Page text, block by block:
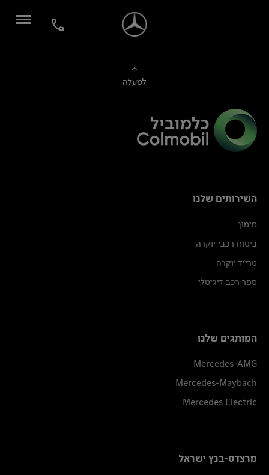
למעלה
השירותים שלנו
מימון
ביטוח רכבי יוקרה
טרייד יוקרה
ספר רכב דיגיטלי
המותגים שלנו
Mercedes-AMG
Mercedes-Maybach
Mercedes Electric
מרצדס-בנץ ישראל